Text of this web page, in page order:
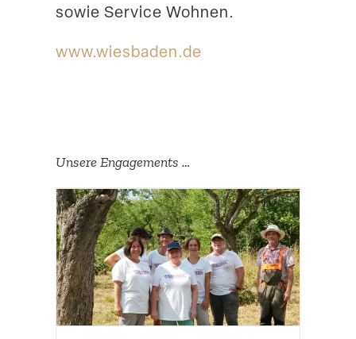
sowie Service Wohnen.
www​.wiesbaden​.de
Unsere Engage­ments …